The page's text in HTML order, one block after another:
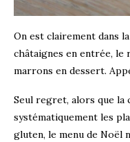
On est clairement dans
châtaignes en entrée,
marrons en dessert.
Seul regret, alors que la
systématiquement les
gluten, le menu de Noël